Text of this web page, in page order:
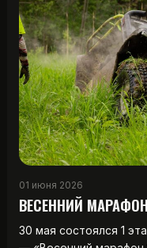
01 июня 2026
ВЕСЕННИЙ
30 мая состоялся 1